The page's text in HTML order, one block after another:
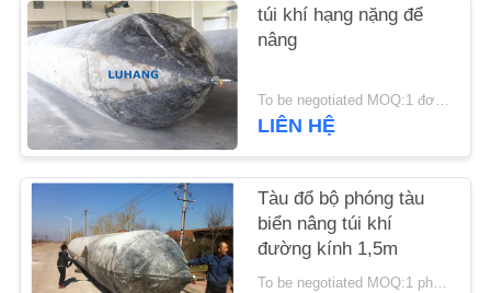
ĐỒ
TRANG
WEB
PRIVACY
POLICY
túi khí hạng nặng để
nâng
To be negotiated MOQ:1 đơn vị
LIÊN HỆ
Tàu đổ bộ phóng tàu
biển nâng túi khí
đường kính 1,5m
To be negotiated MOQ:1 phần trăm